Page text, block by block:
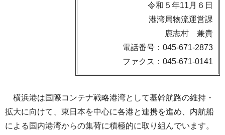
令和５年11月６日
港湾局物流運営課
鹿志村 兼貴
電話番号：045-671-2873
ファクス：045-671-0141
横浜港は国際コンテナ戦略港湾として基幹航路の維持・
拡大に向けて、東日本を中心に各港と連携を進め、内航船
による国内港湾からの集荷に積極的に取り組んでいます。